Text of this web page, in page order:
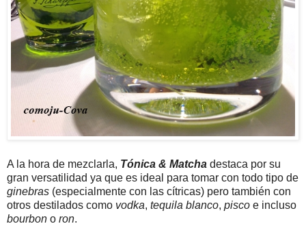
A la hora de mezclarla, Tónica & Matcha destaca por su
gran versatilidad ya que es ideal para tomar con todo tipo de
ginebras (especialmente con las cítricas) pero también con
otros destilados como vodka, tequila blanco, pisco e incluso
bourbon o ron.